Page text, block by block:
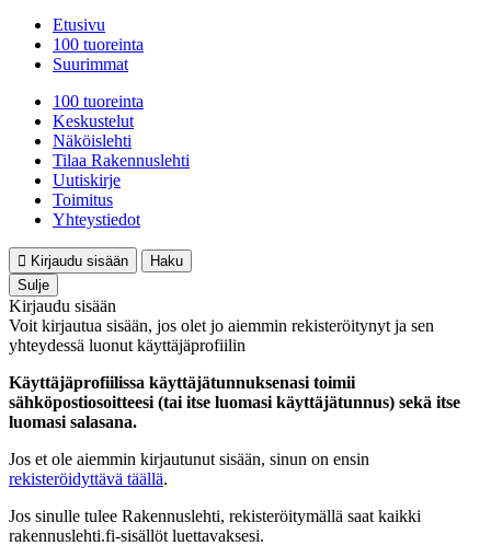
Etusivu
100 tuoreinta
Suurimmat
100 tuoreinta
Keskustelut
Näköislehti
Tilaa Rakennuslehti
Uutiskirje
Toimitus
Yhteystiedot
Kirjaudu sisään
Haku
Sulje
Kirjaudu sisään
Voit kirjautua sisään, jos olet jo aiemmin rekisteröitynyt ja sen
yhteydessä luonut käyttäjäprofiilin
Käyttäjäprofiilissa käyttäjätunnuksenasi toimii
sähköpostiosoitteesi (tai itse luomasi käyttäjätunnus) sekä itse
luomasi salasana.
Jos et ole aiemmin kirjautunut sisään, sinun on ensin
rekisteröidyttävä täällä.
Jos sinulle tulee Rakennuslehti, rekisteröitymällä saat kaikki
rakennuslehti.fi-sisällöt luettavaksesi.